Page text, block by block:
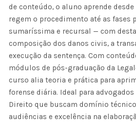
de conteúdo, o aluno aprende
regem o procedimento até as fases
sumaríssima e recursal — com
composição dos danos civis, a
execução da sentença. Com
módulos de pós-graduação da
curso alia teoria e prática para
forense diária. Ideal para
Direito que buscam domínio
audiências e excelência na